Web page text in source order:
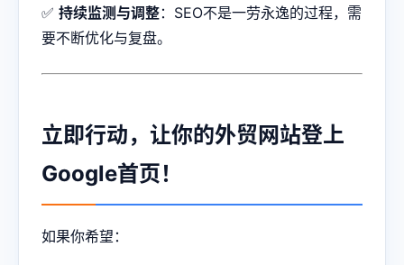
✅ 持续监测与调整：SEO不是一劳永逸的过程，需
要不断优化与复盘。
立即行动，让你的外贸网站登上
Google首页！
如果你希望：